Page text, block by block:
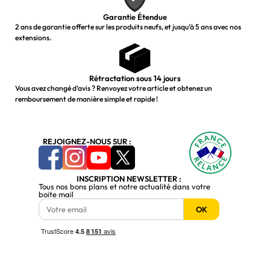
Garantie Étendue
2 ans de garantie offerte sur les produits neufs, et jusqu’à 5 ans avec nos
extensions.
Rétractation sous 14 jours
Vous avez changé d’avis ? Renvoyez votre article et obtenez un
remboursement de manière simple et rapide !
REJOIGNEZ-NOUS SUR :
INSCRIPTION NEWSLETTER :
Tous nos bons plans et notre actualité dans votre
boite mail
OK